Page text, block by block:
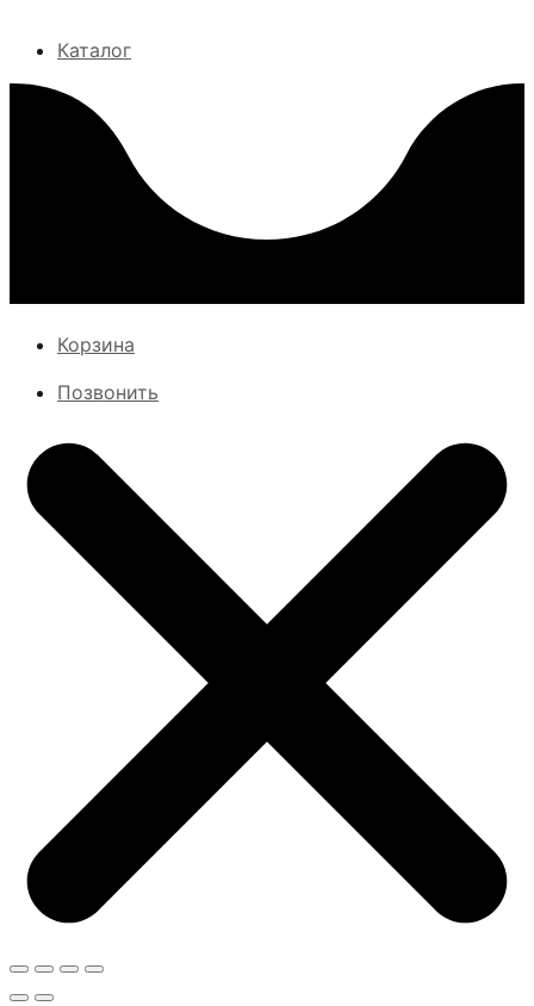
Каталог
Корзина
Позвонить